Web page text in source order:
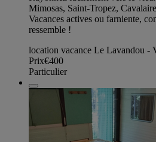
Mimosas, Saint-Tropez,
Vacances actives ou farniente,
ressemble !
location vacance Le Lavandou -
Prix€400
Particulier